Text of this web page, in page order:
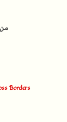
Borders